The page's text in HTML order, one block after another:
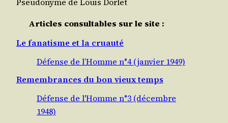
Articles consultables sur le site :
Le fanatisme et la cruauté
Défense de l’Homme n°4 (janvier 1949)
Remembrances du bon vieux temps
Défense de l'Homme n°3 (décembre
1948)